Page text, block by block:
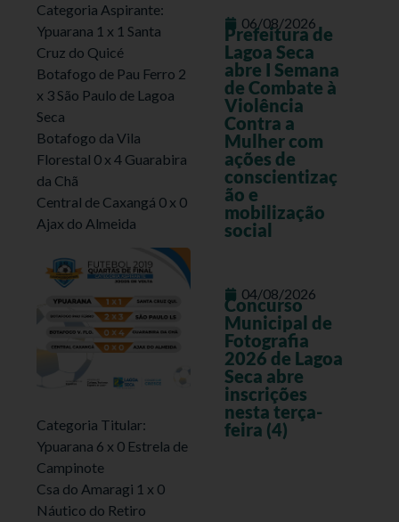
Categoria Aspirante:
Ypuarana 1 x 1 Santa
Cruz do Quicé
Botafogo de Pau Ferro 2
x 3 São Paulo de Lagoa
Seca
Botafogo da Vila
Florestal 0 x 4 Guarabira
da Chã
Central de Caxangá 0 x 0
Ajax do Almeida
Categoria Titular:
Ypuarana 6 x 0 Estrela de
Campinote
Csa do Amaragi 1 x 0
Náutico do Retiro
06/08/2026
Prefeitura de
Lagoa Seca
abre I Semana
de Combate à
Violência
Contra a
Mulher com
ações de
conscientizaç
ão e
mobilização
social
04/08/2026
Concurso
Municipal de
Fotografia
2026 de Lagoa
Seca abre
inscrições
nesta terça-
feira (4)